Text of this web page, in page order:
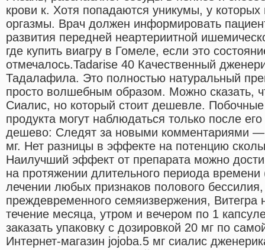
крови к. Хотя попадаются уникумы, у
оргазмы. Врач должен информировать
развития передней неартериитной
где купить виагру в Гомеле, если это
отмечалось.Tadarise 40 Качественный
Тадалафила. Это полностью натуральный
просто волшебным образом. Можно сказать,
Сиалис, но который стоит дешевле. Побочные
продукта могут наблюдаться только после
дешево: Следят за новыми комментариями
мг. Нет разницы в эффекте на потенцию
Наилучший эффект от препарата можно
на протяжении длительного периода
лечении любых признаков полового
преждевременного семяизвержения, Витегра
течение месяца, утром и вечером по 1
заказать упаковку с дозировкой 20 мг по
Интернет-магазин jojoba.5 мг сиалис